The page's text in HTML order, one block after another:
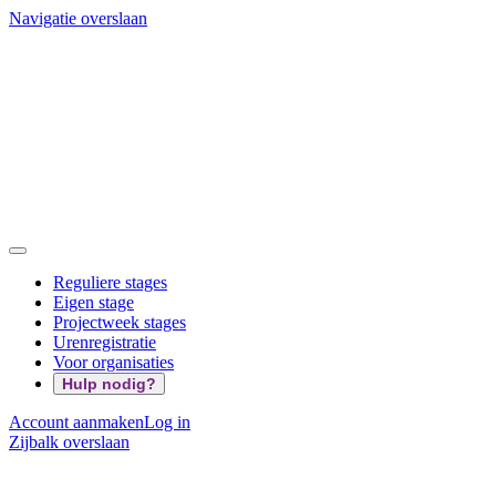
Navigatie overslaan
Reguliere stages
Eigen stage
Projectweek stages
Urenregistratie
Voor organisaties
Hulp nodig?
Account aanmakenLog in
Zijbalk overslaan